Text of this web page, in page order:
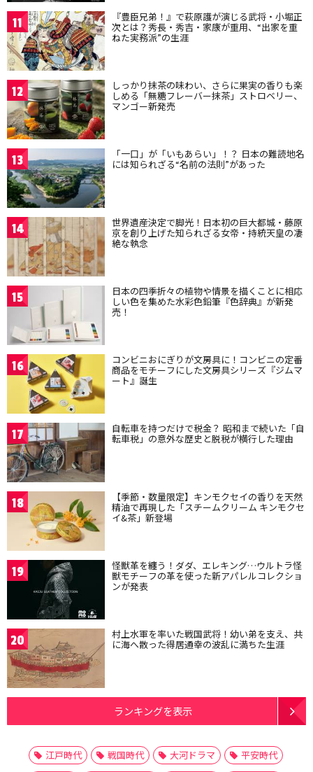
11 『豊臣兄弟！』で萩原護が演じる武将・小堀正
次とは？秀長・秀吉・家康が重用、“出家を重
ねた実務派”の生涯
12 しっかり抹茶の味わい、さらに果実の香りも楽
しめる「無糖フレーバー抹茶」ストロベリー、
マンゴー新発売
13 「一口」が「いもあらい」！？ 日本の難読地名
には知られざる“名前の法則”があった
14 世界遺産決定で脚光！日本初の巨大都城・藤原
京を創り上げた知られざる女帝・持統天皇の凄
絶な執念
15 日本の四季折々の植物や情景を描くことに相応
しい色を集めた水彩色鉛筆『色辞典』が新発
売！
16 コンビニおにぎりが文房具に！コンビニの定番
商品をモチーフにした文房具シリーズ『ジムマ
ート』誕生
17 自転車を持つだけで税金？ 昭和まで続いた「自
転車税」の意外な歴史と脱税が横行した理由
18 【季節・数量限定】キンモクセイの香りを天然
精油で再現した「スチームクリーム キンモクセ
イ&茶」新登場
19 怪獣革を纏う！ダダ、エレキング…ウルトラ怪
獣モチーフの革を使った新アパレルコレクショ
ンが発表
20 村上水軍を率いた戦国武将！幼い弟を支え、共
に海へ散った得居通幸の波乱に満ちた生涯
ランキングを表示
江戸時代 戦国時代 大河ドラマ
平安時代